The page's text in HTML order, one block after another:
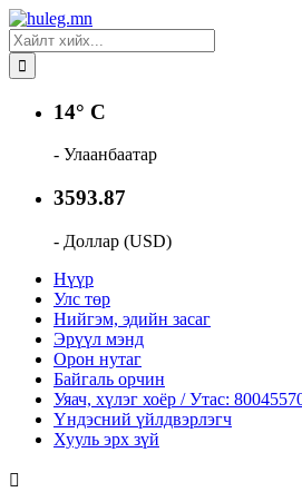
14° C
- Улаанбаатар
3593.87
- Доллар (USD)
Нүүр
Улс төр
Нийгэм, эдийн засаг
Эрүүл мэнд
Орон нутаг
Байгаль орчин
Уяач, хүлэг хоёр / Утас:
Үндэсний үйлдвэрлэгч
Хууль эрх зүй